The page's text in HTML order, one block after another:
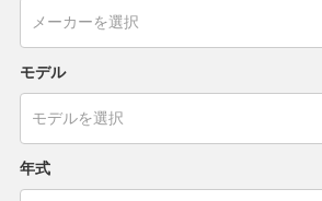
モデル
年式